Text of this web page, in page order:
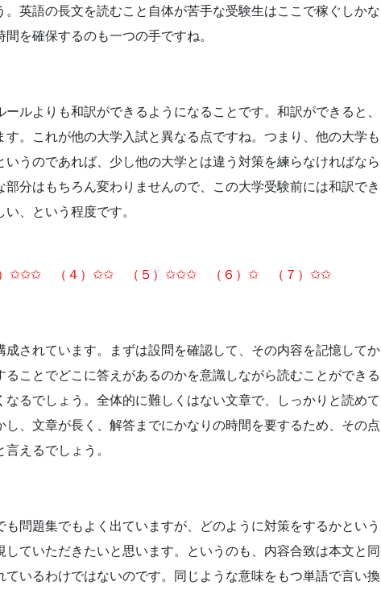
英語の長文を読むこと自体が苦手な受験生はここで稼ぐしかな
を確保するのも一つの手ですね。
ルよりも和訳ができるようになることです。和訳ができると、
。これが他の大学入試と異なる点ですね。つまり、他の大学も
うのであれば、少し他の大学とは違う対策を練らなければなら
分はもちろん変わりませんので、この大学受験前には和訳でき
、という程度です。
✩✩✩ （４）✩✩ （５）✩✩✩ （６）✩ （７）✩✩
されています。まずは設問を確認して、その内容を記憶してか
ことでどこに答えがあるのかを意識しながら読むことができる
るでしょう。全体的に難しくはない文章で、しっかりと読めて
、文章が長く、解答までにかなりの時間を要するため、その点
えるでしょう。
問題集でもよく出ていますが、どのように対策をするかという
ていただきたいと思います。というのも、内容合致は本文と同
ているわけではないのです。同じような意味をもつ単語で言い換